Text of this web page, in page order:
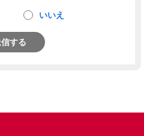
いいえ
する